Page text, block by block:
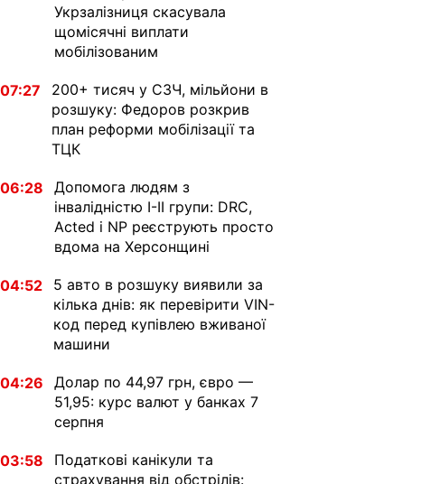
Укрзалізниця скасувала
щомісячні виплати
мобілізованим
07:27
200+ тисяч у СЗЧ, мільйони в
розшуку: Федоров розкрив
план реформи мобілізації та
ТЦК
06:28
Допомога людям з
інвалідністю I-II групи: DRC,
Acted і NP реєструють просто
вдома на Херсонщині
04:52
5 авто в розшуку виявили за
кілька днів: як перевірити VIN-
код перед купівлею вживаної
машини
04:26
Долар по 44,97 грн, євро —
51,95: курс валют у банках 7
серпня
03:58
Податкові канікули та
страхування від обстрілів: